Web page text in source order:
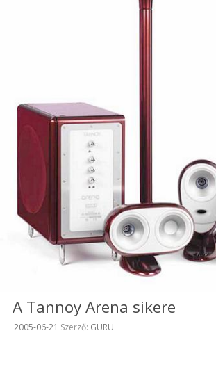
A Tannoy Arena sikere
Beküldve:
2005-06-21 Szerző: GURU